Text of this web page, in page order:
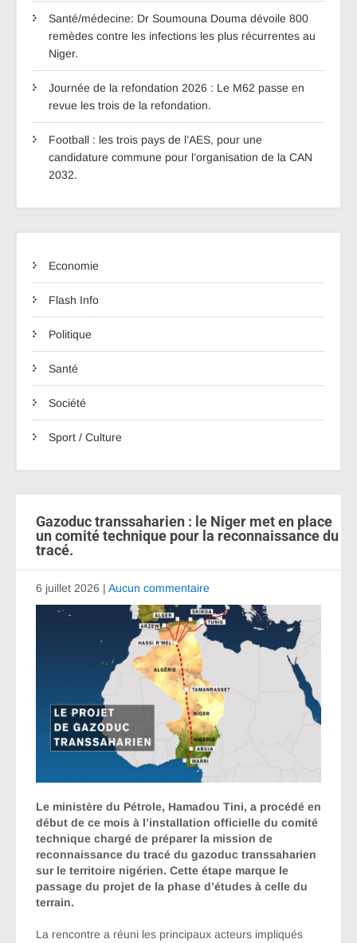
Santé/médecine: Dr Soumouna Douma dévoile 800
remèdes contre les infections les plus récurrentes au
Niger.
Journée de la refondation 2026 : Le M62 passe en
revue les trois de la refondation.
Football : les trois pays de l’AES, pour une
candidature commune pour l’organisation de la CAN
2032.
Economie
Flash Info
Politique
Santé
Société
Sport / Culture
Gazoduc transsaharien : le Niger met en place
un comité technique pour la reconnaissance du
tracé.
6 juillet 2026 | Aucun commentaire
Le ministère du Pétrole, Hamadou Tini, a procédé en
début de ce mois à l’installation officielle du comité
technique chargé de préparer la mission de
reconnaissance du tracé du gazoduc transsaharien
sur le territoire nigérien. Cette étape marque le
passage du projet de la phase d’études à celle du
terrain.
La rencontre a réuni les principaux acteurs impliqués